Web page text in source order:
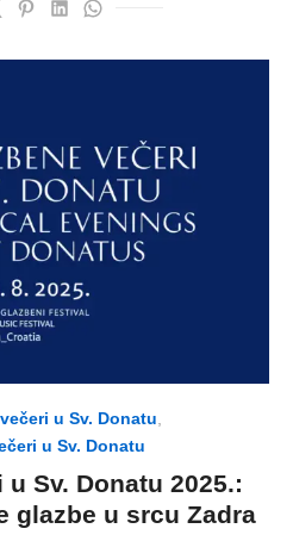
u Sv. Donatu
u Sv. Donatu
Sv. Donatu 2025.:
glazbe u srcu Zadra